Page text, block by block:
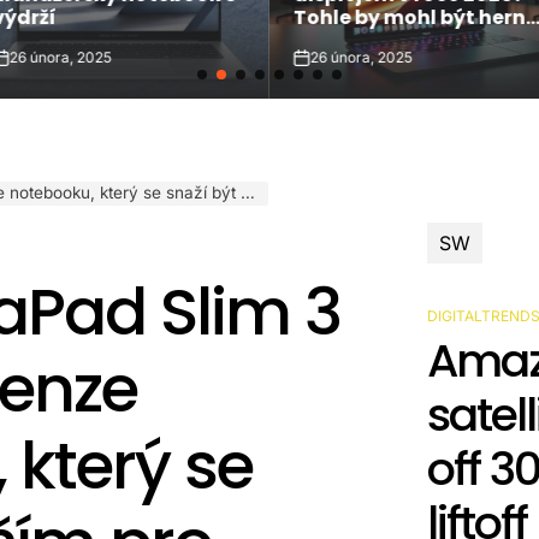
26 února, 2025
Tohle by mohl být herní
měnič!
on26 února, 2025
který se snaží být vším pro každého
Slim 3
se
SW
POSTED
IN
DIGITALTRENDS
off
liftoff